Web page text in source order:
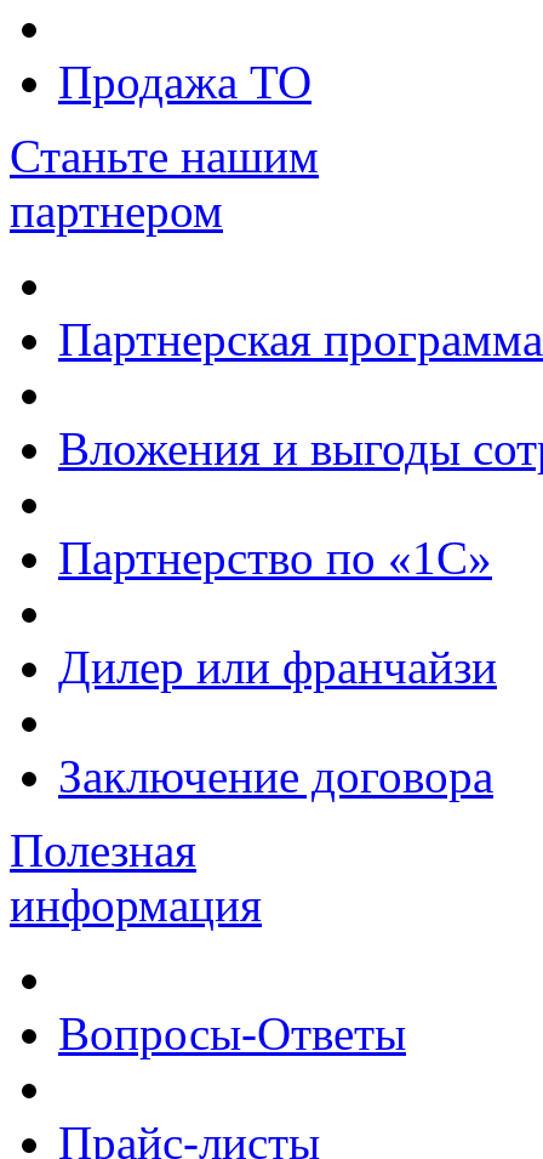
Продажа ТО
Станьте нашим
партнером
Партнерская программа
Вложения и выгоды
Партнерство по «1С»
Дилер или франчайзи
Заключение договора
Полезная
информация
Вопросы-Ответы
Прайс-листы